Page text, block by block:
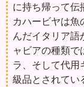
に持ち帰って伝
カハービヤは魚
んだイタリア語
ャビアの種類で
ラ、そして代用
級品とされてい